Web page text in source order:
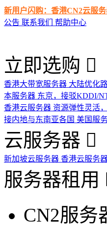
新用户闪购：香港CN2云服
公告 联系我们 帮助中心
立即选购
香港大带宽服务器 大陆优化
本服务器 东京，接驳KDDI/
香港云服务器 资源弹性灵活
接内地与东南亚各国 美国服
云服务器
新加坡云服务器 香港云服务
服务器租用
CN2服务